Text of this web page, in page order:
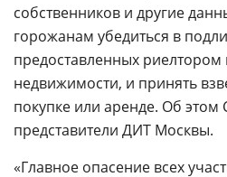
собственников и другие
горожанам убедиться в
предоставленных
недвижимости, и принять
покупке или аренде. Об этом
представители ДИТ Москвы.
«Главное опасение всех